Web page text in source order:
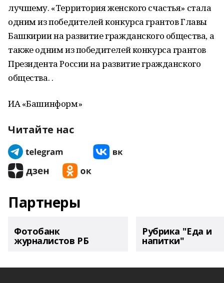
лучшему. «Территория женского счастья» стала
одним из победителей конкурса грантов Главы
Башкирии на развитие гражданского общества, а
также одним из победителей конкурса грантов
Президента России на развитие гражданского
общества. .
ИА «Башинформ»
Читайте нас
Партнеры
Фотобанк
журналистов РБ
Рубрика "Еда и
напитки"